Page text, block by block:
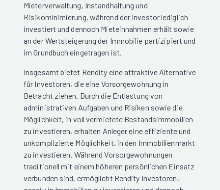
Mieterverwaltung, Instandhaltung und
Risikominimierung, während der Investor lediglich
investiert und dennoch Mieteinnahmen erhält sowie
an der Wertsteigerung der Immobilie partizipiert und
im Grundbuch eingetragen ist.
Insgesamt bietet Rendity eine attraktive Alternative
für Investoren, die eine Vorsorgewohnung in
Betracht ziehen. Durch die Entlastung von
administrativen Aufgaben und Risiken sowie die
Möglichkeit, in voll vermietete Bestandsimmobilien
zu investieren, erhalten Anleger eine effiziente und
unkomplizierte Möglichkeit, in den Immobilienmarkt
zu investieren. Während Vorsorgewohnungen
traditionell mit einem höheren persönlichen Einsatz
verbunden sind, ermöglicht Rendity Investoren,